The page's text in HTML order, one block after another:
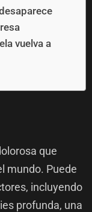
vuelva a
que
mundo. Puede
incluyendo
profunda, una